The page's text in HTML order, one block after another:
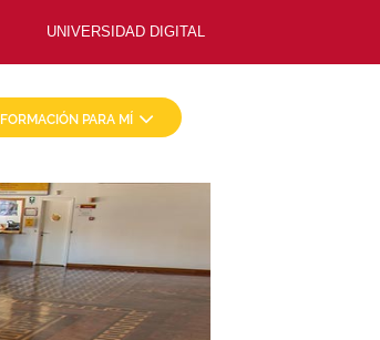
UNIVERSIDAD DIGITAL